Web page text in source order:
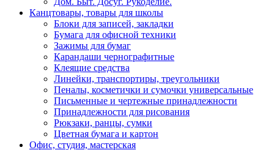
Канцтовары, товары для школы
Блоки для записей, закладки
Бумага для офисной техники
Зажимы для бумаг
Карандаши чернографитные
Клеящие средства
Линейки, транспортиры, треугольники
Пеналы, косметички и сумочки универсальные
Письменные и чертежные принадлежности
Принадлежности для рисования
Рюкзаки, ранцы, сумки
Цветная бумага и картон
Офис, студия, мастерская